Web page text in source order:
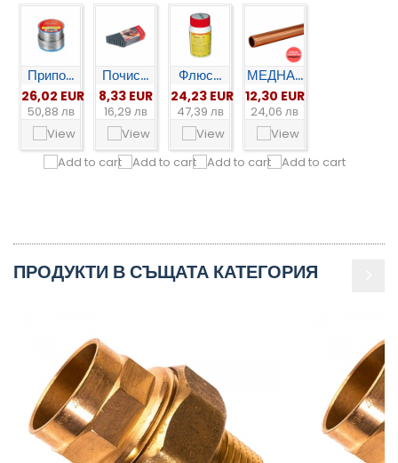
Припо...
26,02 EUR
50,88 лв
Почис...
8,33 EUR
16,29 лв
Флюс...
24,23 EUR
47,39 лв
МЕДНА...
12,30 EUR
24,06 лв
ПРОДУКТИ В СЪЩАТА КАТЕГОРИЯ